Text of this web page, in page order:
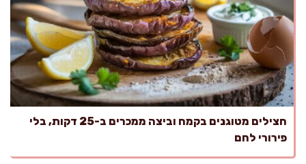
חצילים מטוגנים בקמח וביצה ממכרים ב-25 דקות, בלי
פירורי לחם